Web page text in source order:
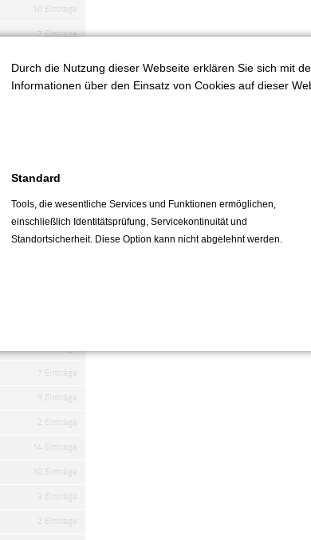
Zurück
10 Einträge
7 Einträge
4 Einträge
8 Einträge
15 Einträge
7 Einträge
9 Einträge
2 Einträge
14 Einträge
10 Einträge
3 Einträge
2 Einträge
Durch die Nutzung dieser Webseite erklären Sie sich mit
Informationen über den Einsatz von Cookies auf dieser
Standard
Tools, die wesentliche Services und Funktionen ermöglichen,
einschließlich Identitätsprüfung, Servicekontinuität und
Standortsicherheit. Diese Option kann nicht abgelehnt werden.